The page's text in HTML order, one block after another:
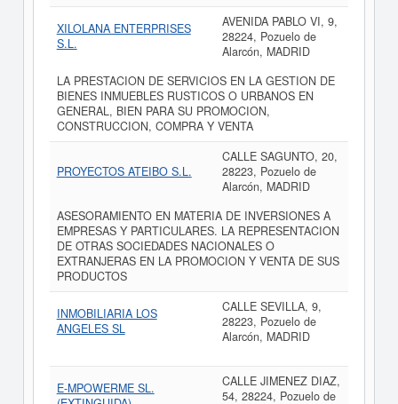
XILOLANA ENTERPRISES
S.L.
AVENIDA PABLO VI, 9,
28224, Pozuelo de
Alarcón, MADRID
LA PRESTACION DE SERVICIOS EN LA GESTION DE
BIENES INMUEBLES RUSTICOS O URBANOS EN
GENERAL, BIEN PARA SU PROMOCION,
CONSTRUCCION, COMPRA Y VENTA
PROYECTOS ATEIBO S.L.
CALLE SAGUNTO, 20,
28223, Pozuelo de
Alarcón, MADRID
ASESORAMIENTO EN MATERIA DE INVERSIONES A
EMPRESAS Y PARTICULARES. LA REPRESENTACION
DE OTRAS SOCIEDADES NACIONALES O
EXTRANJERAS EN LA PROMOCION Y VENTA DE SUS
PRODUCTOS
INMOBILIARIA LOS
ANGELES SL
CALLE SEVILLA, 9,
28223, Pozuelo de
Alarcón, MADRID
E-MPOWERME SL.
CALLE JIMENEZ DIAZ,
54, 28224, Pozuelo de